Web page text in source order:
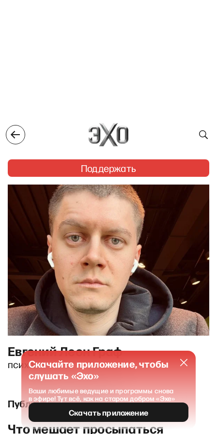
Поддержать
Евгений Леон Граф
психолог
Публикации и выпуски
Что мешает просыпаться
Скачайте приложение, чтобы
слушать «Эхо»
Ваши любимые ведущие и программы снова
в эфире! Тут всё, как на старом добром «Эхе»
Скачать приложение